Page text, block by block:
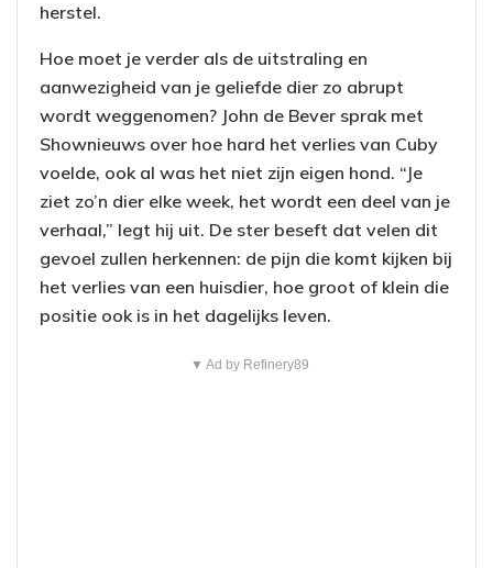
herstel.
Hoe moet je verder als de uitstraling en
aanwezigheid van je geliefde dier zo abrupt
wordt weggenomen? John de Bever sprak met
Shownieuws over hoe hard het verlies van Cuby
voelde, ook al was het niet zijn eigen hond. “Je
ziet zo’n dier elke week, het wordt een deel van je
verhaal,” legt hij uit. De ster beseft dat velen dit
gevoel zullen herkennen: de pijn die komt kijken bij
het verlies van een huisdier, hoe groot of klein die
positie ook is in het dagelijks leven.
▼ Ad by Refinery89